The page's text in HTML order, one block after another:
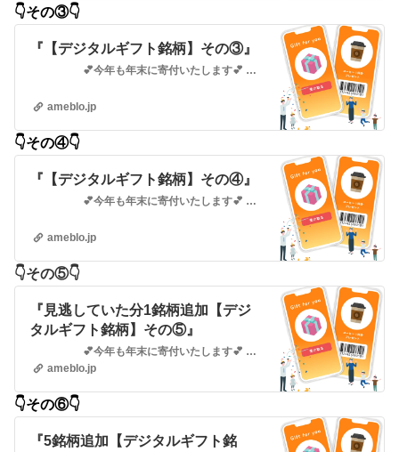
👇️その③👇️
『【デジタルギフト銘柄】その③』
💕今年も年末に寄付いたします💕 デジタルギフト銘柄♪👇️その①👇️ 『【デジタルギフト銘柄】その①』 …
ameblo.jp
👇️その④👇️
『【デジタルギフト銘柄】その④』
💕今年も年末に寄付いたします💕 デジタルギフト銘柄♪ 👇️その①👇️ 『【デジタルギフト銘柄】その①』 …
ameblo.jp
👇️その⑤👇️
『見逃していた分1銘柄追加【デジ
タルギフト銘柄】その⑤』
💕今年も年末に寄付いたします💕 デジタルギフト銘柄♪👇️その①👇️ 『【デジタルギフト銘柄】その①』 …
ameblo.jp
👇️その⑥👇️
『5銘柄追加【デジタルギフト銘